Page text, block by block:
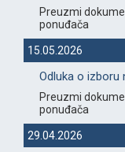
Preuzmi
ponuđača
15.05.2026
Odluka o izboru
Preuzmi
ponuđača
29.04.2026